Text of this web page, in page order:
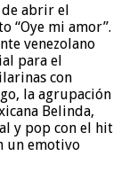
de abrir el
“Oye mi amor”.
venezolano
para el
con
la agrupación
Belinda,
y pop con el hit
un emotivo